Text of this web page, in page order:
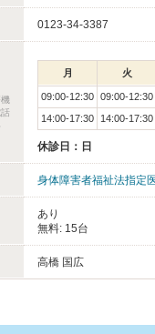
0123-34-3387
月 火
09:00-12:30 09:00-12:30
14:00-17:30
14:00-17:30
休診日：日
身体障害者福祉法指定
あり
無料: 15台
高橋 国広